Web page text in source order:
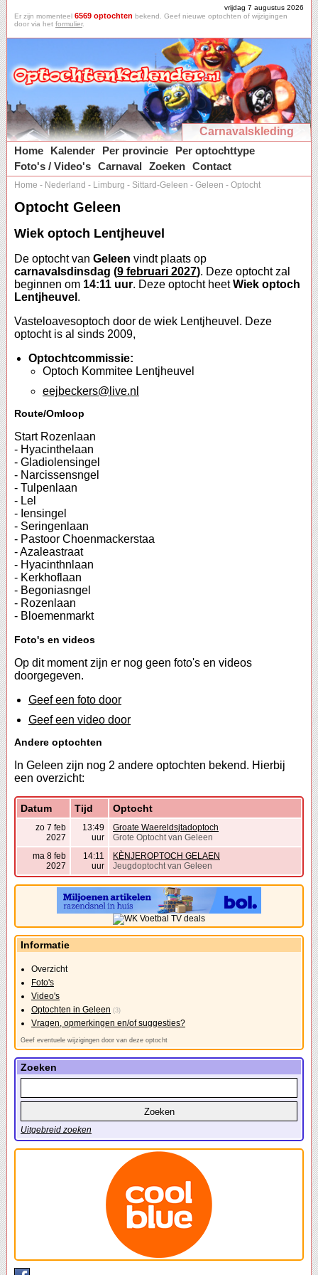
vrijdag 7 augustus 2026
Er zijn momenteel 6569 optochten bekend. Geef nieuwe optochten of wijzigingen
door via het formulier.
Carnavalskleding
Home
Kalender Per provincie
Per optochttype
Foto's / Video's Carnaval Zoeken Contact
Home - Nederland - Limburg - Sittard-Geleen - Geleen - Optocht
Optocht Geleen
Wiek optoch Lentjheuvel
De optocht van Geleen vindt plaats op
carnavalsdinsdag (9 februari 2027). Deze optocht zal
beginnen om 14:11 uur. Deze optocht heetWiek optoch
Lentjheuvel .
Vasteloavesoptoch door de wiek Lentjheuvel. Deze
optocht is al sinds 2009,
Optochtcommissie:
Optoch Kommitee Lentjheuvel
eejbeckers@live.nl
Route/Omloop
Start Rozenlaan
- Hyacinthelaan
- Gladiolensingel
- Narcissensngel
- Tulpenlaan
- Lel
- Iensingel
- Seringenlaan
- Pastoor Choenmackerstaa
- Azaleastraat
- Hyacinthnlaan
- Kerkhoflaan
- Begoniasngel
- Rozenlaan
- Bloemenmarkt
Foto's en videos
Op dit moment zijn er nog geen foto's en videos
doorgegeven.
Geef een foto door
Geef een video door
Andere optochten
In Geleen zijn nog 2 andere optochten bekend. Hierbij
een overzicht:
Datum Tijd Optocht
zo 7 feb
2027
13:49
uur
Groate Waereldsjtadoptoch
Grote Optocht van Geleen
ma 8 feb
2027
14:11
uur
KÈNJEROPTOCH GELAEN
Jeugdoptocht van Geleen
Informatie
Overzicht
Foto's
Video's
Optochten in Geleen (3)
Vragen, opmerkingen en/of suggesties?
Geef eventuele wijzigingen door van deze optocht
Zoeken
Uitgebreid zoeken